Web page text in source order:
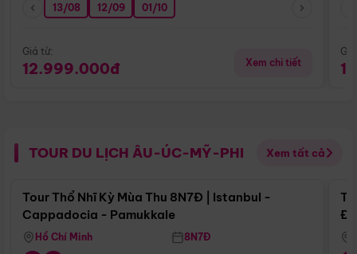
13/08 12/09 01/10
Giá từ:
12.999.000đ Xem chi tiết
TOUR DU LỊCH ÂU-ÚC-MỸ-PHI Xem tất cả
Điểm nổi bật
Tour Thổ Nhĩ Kỳ Mùa Thu 8N7Đ | Istanbul -
Cappadocia - Pamukkale
Hồ Chí Minh 8N7Đ